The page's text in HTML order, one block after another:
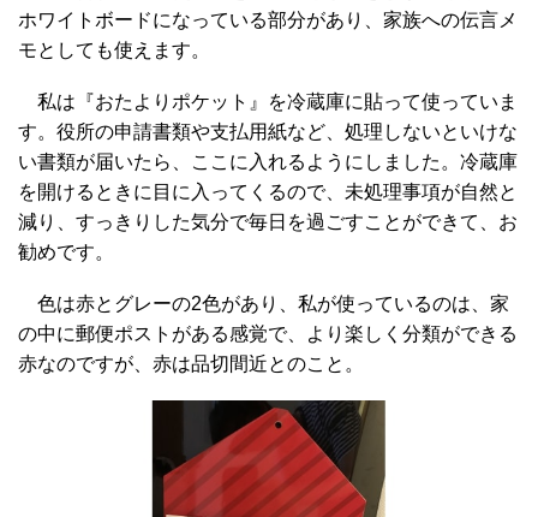
ホワイトボードになっている部分があり、家族への伝言メ
モとしても使えます。
私は『おたよりポケット』を冷蔵庫に貼って使っていま
す。役所の申請書類や支払用紙など、処理しないといけな
い書類が届いたら、ここに入れるようにしました。冷蔵庫
を開けるときに目に入ってくるので、未処理事項が自然と
減り、すっきりした気分で毎日を過ごすことができて、お
勧めです。
色は赤とグレーの2色があり、私が使っているのは、家
の中に郵便ポストがある感覚で、より楽しく分類ができる
赤なのですが、赤は品切間近とのこと。